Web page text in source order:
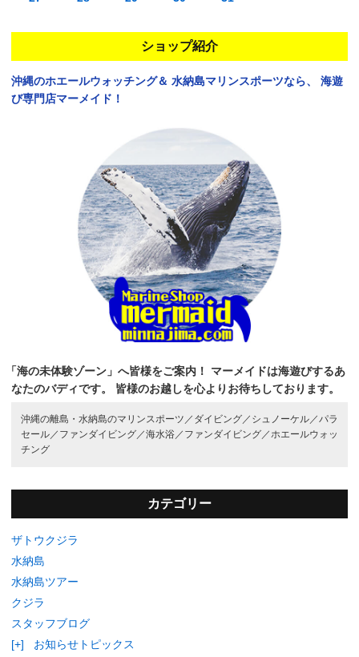
ショップ紹介
沖縄のホエールウォッチング＆ 水納島マリンスポーツなら、
海遊
び専門店マーメイド！
「海の未体験ゾーン」へ皆様をご案内！
マーメイドは海遊びするあ
なたのバディです。
皆様のお越しを心よりお待ちしております。
沖縄の離島・水納島のマリンスポーツ／ ダイビング／ シュノーケル／ パラ
セール／ ファンダイビング／海水浴／ ファンダイビング／ ホエールウォッ
チング
カテゴリー
ザトウクジラ
水納島
水納島ツアー
クジラ
スタッフブログ
[+]
お知らせトピックス